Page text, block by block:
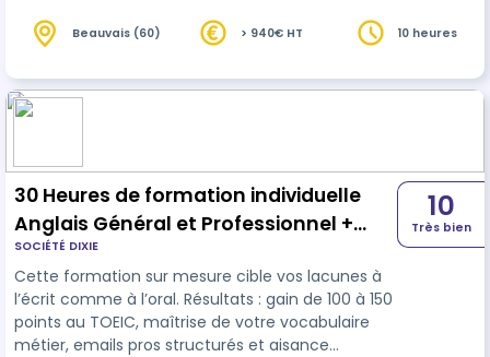
efficace et opérationnelle.
Beauvais (60) > 940€ HT 10 heures
30 Heures de formation individuelle
Anglais Général et Professionnel +
passage du Toeic® 4-Skills
SOCIÉTÉ DIXIE
Cette formation sur mesure cible vos lacunes à
l’écrit comme à l’oral. Résultats : gain de 100 à 150
points au TOEIC, maîtrise de votre vocabulaire
métier, emails pros structurés et aisance
10
Très bien